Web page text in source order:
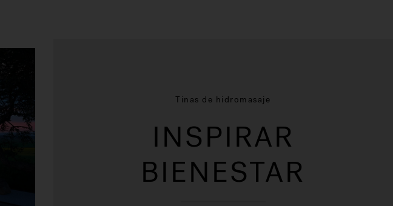
Tinas de hidromasaje
INSPIRAR
BIENESTAR